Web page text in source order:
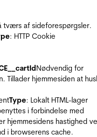
tværs af sideforespørgsler.
: HTTP Cookie
Nødvendig for
Tillader hjemmesiden at
Type: Lokalt HTML-lager
i forbindelse med
hjemmesidens hastighed
i browserens cache.